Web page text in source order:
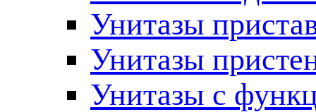
Унитазы
Унитазы
Унитазы с